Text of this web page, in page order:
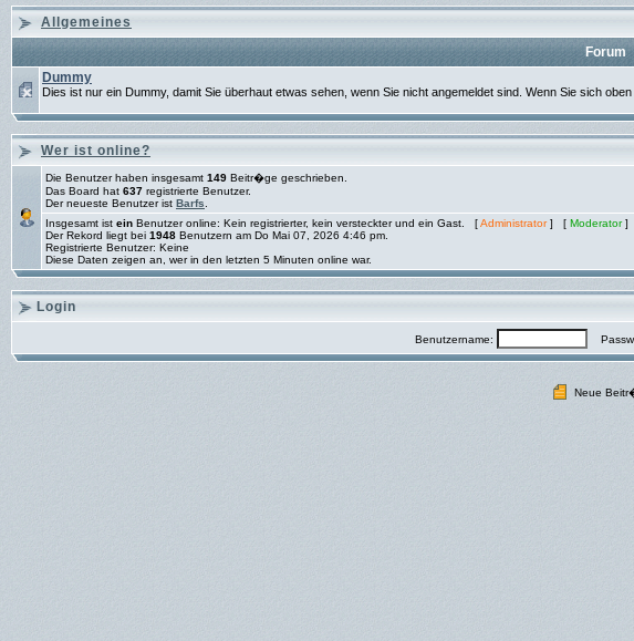
Allgemeines
Forum
Dummy
Dies ist nur ein Dummy, damit Sie überhaut etwas sehen, wenn Sie nicht angemeldet sind. Wenn Sie sich
Wer ist online?
Die Benutzer haben insgesamt 149 Beitr�ge geschrieben.
Das Board hat 637 registrierte Benutzer.
Der neueste Benutzer ist Barfs
Insgesamt ist ein Benutzer online: Kein registrierter, kein versteckter und ein Gast. [Administrator] [ Moderator]
Der Rekord liegt bei 1948 Benutzern am Do Mai 07, 2026 4:46 pm.
Registrierte Benutzer: Keine
Diese Daten zeigen an, wer in den letzten 5 Minuten online war.
Login
Benutzername:
Neue